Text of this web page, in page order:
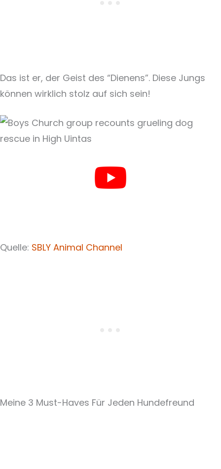
Das ist er, der Geist des “Dienens”. Diese Jungs
können wirklich stolz auf sich sein!
Quelle: SBLY Animal Channel
Meine 3 Must-Haves Für Jeden Hundefreund​